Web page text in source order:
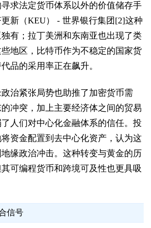
求法定货币体系以外的价值储存手
新（KEU） - 世界银行集团[2]这种
有；拉丁美洲和东南亚也出现了类
地区，比特币作为不稳定的国家货
品的采用率正在飙升。
治紧张局势也助推了加密货币需
冲突，加上主要经济体之间的贸易
人们对中心化金融体系的信任。投
资金配置到去中心化资产，认为这
缘政治冲击。这种转变与黄金的历
可编程货币和跨境可及性也更具吸
信号